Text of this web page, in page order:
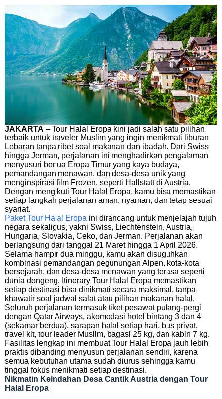
JAKARTA – Tour Halal Eropa kini jadi salah satu pilihan
terbaik untuk traveler Muslim yang ingin menikmati liburan
Lebaran tanpa ribet soal makanan dan ibadah. Dari Swiss
hingga Jerman, perjalanan ini menghadirkan pengalaman
menyusuri benua Eropa Timur yang kaya budaya,
pemandangan menawan, dan desa-desa unik yang
menginspirasi film Frozen, seperti Hallstatt di Austria.
Dengan mengikuti Tour Halal Eropa, kamu bisa memastikan
setiap langkah perjalanan aman, nyaman, dan tetap sesuai
syariat.
Paket Tour Halal Eropa ini dirancang untuk menjelajah tujuh
negara sekaligus, yakni Swiss, Liechtenstein, Austria,
Hungaria, Slovakia, Ceko, dan Jerman. Perjalanan akan
berlangsung dari tanggal 21 Maret hingga 1 April 2026.
Selama hampir dua minggu, kamu akan disuguhkan
kombinasi pemandangan pegunungan Alpen, kota-kota
bersejarah, dan desa-desa menawan yang terasa seperti
dunia dongeng. Itinerary Tour Halal Eropa memastikan
setiap destinasi bisa dinikmati secara maksimal, tanpa
khawatir soal jadwal salat atau pilihan makanan halal.
Seluruh perjalanan termasuk tiket pesawat pulang-pergi
dengan Qatar Airways, akomodasi hotel bintang 3 dan 4
(sekamar berdua), sarapan halal setiap hari, bus privat,
travel kit, tour leader Muslim, bagasi 25 kg, dan kabin 7 kg.
Fasilitas lengkap ini membuat Tour Halal Eropa jauh lebih
praktis dibanding menyusun perjalanan sendiri, karena
semua kebutuhan utama sudah diurus sehingga kamu
tinggal fokus menikmati setiap destinasi.
Nikmatin Keindahan Desa Cantik Austria dengan Tour
Halal Eropa